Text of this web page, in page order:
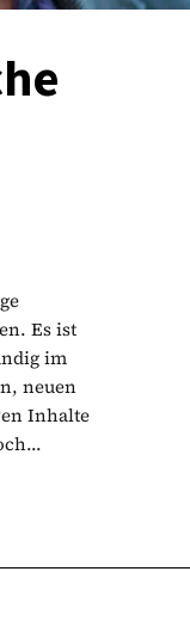
Es ist
im
neuen
Inhalte